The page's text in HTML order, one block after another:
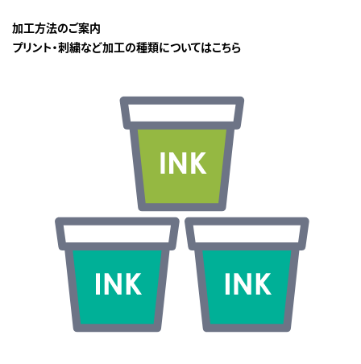
加工方法のご案内
プリント・刺繍など加工の種類についてはこちら